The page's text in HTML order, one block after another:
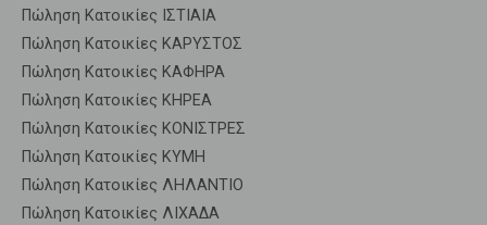
Πώληση Κατοικίες ΙΣΤΙΑΙΑ
Πώληση Κατοικίες ΚΑΡΥΣΤΟΣ
Πώληση Κατοικίες ΚΑΦΗΡΑ
Πώληση Κατοικίες ΚΗΡΕΑ
Πώληση Κατοικίες ΚΟΝΙΣΤΡΕΣ
Πώληση Κατοικίες ΚΥΜΗ
Πώληση Κατοικίες ΛΗΛΑΝΤΙΟ
Πώληση Κατοικίες ΛΙΧΑΔΑ